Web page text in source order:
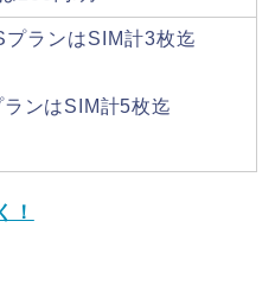
プランはSIM計3枚迄
ランはSIM計5枚迄
！